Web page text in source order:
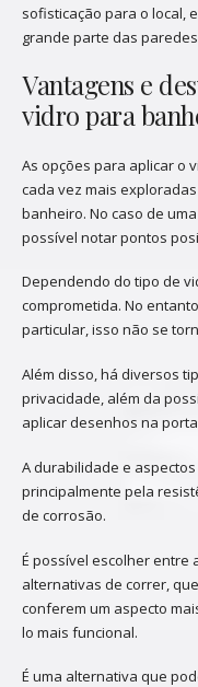
sofisticação para o local,
grande parte das
Vantagens e
vidro para
As opções para aplicar o
cada vez mais
banheiro. No caso de
possível notar pontos
Dependendo do tipo de
comprometida. No
particular, isso não se
Além disso, há diversos
privacidade, além da
aplicar desenhos na
A durabilidade e
principalmente pela
de corrosão.
É possível escolher entre
alternativas de correr,
conferem um aspecto
lo mais funcional.
É uma alternativa que